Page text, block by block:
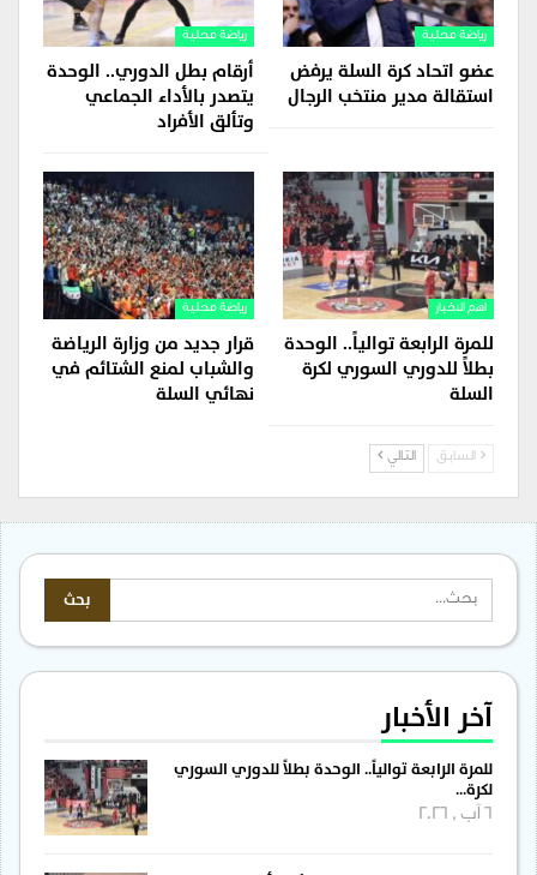
رياضة محلية
عضو اتحاد كرة السلة يرفض
استقالة مدير منتخب الرجال
رياضة محلية
أرقام بطل الدوري.. الوحدة
يتصدر بالأداء الجماعي
وتألق الأفراد
اهم الاخبار
للمرة الرابعة توالياً.. الوحدة
بطلاً للدوري السوري لكرة
السلة
رياضة محلية
قرار جديد من وزارة الرياضة
والشباب لمنع الشتائم في
نهائي السلة
السابق التالي
آخر الأخبار
للمرة الرابعة توالياً.. الوحدة بطلاً للدوري السوري
لكرة…